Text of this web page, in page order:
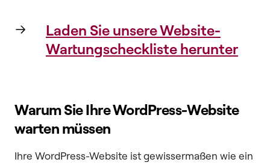
Laden Sie unsere Website-
Wartungscheckliste herunter
Warum Sie Ihre WordPress-Website
warten müssen
Ihre WordPress-Website ist gewissermaßen wie ein